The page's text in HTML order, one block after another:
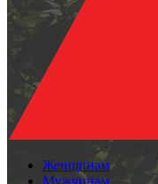
Женщинам
Мужчинам